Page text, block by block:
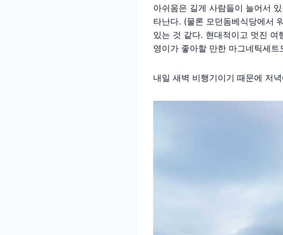
아쉬움은 길게 사람들이 늘어서
타난다. (물론 모던돔베식당에서
있는 것 같다. 현대적이고 멋진
영이가 좋아할 만한 마그네틱세
내일 새벽 비행기이기 때문에 저